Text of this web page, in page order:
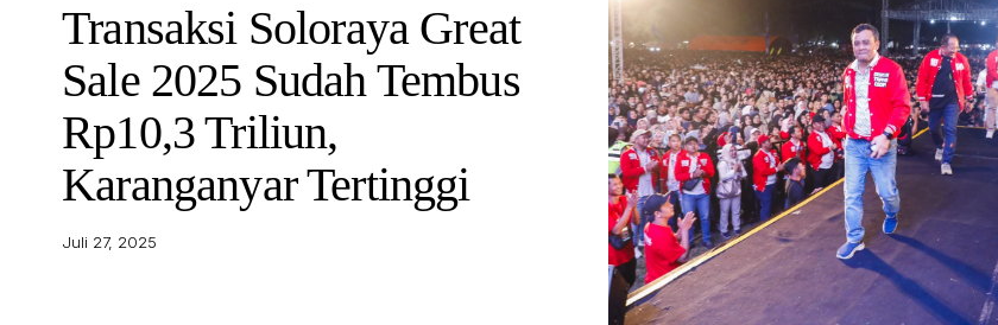
Transaksi Soloraya Great
Sale 2025 Sudah Tembus
Rp10,3 Triliun,
Karanganyar Tertinggi
Juli 27, 2025